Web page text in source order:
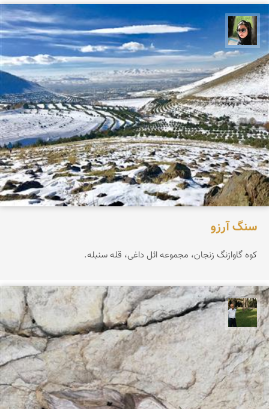
سپیده اصلان
سنگ آرزو
کوه گاوازنگ زنجان، مجموعه ائل داغی، قله سنبله.
عبدل شعبانی